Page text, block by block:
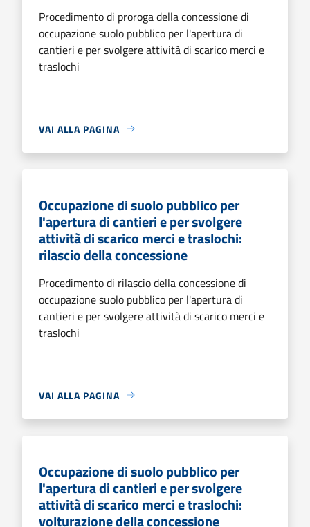
Procedimento di proroga della concessione di
occupazione suolo pubblico per l'apertura di
cantieri e per svolgere attività di scarico merci e
traslochi
VAI ALLA PAGINA
Occupazione di suolo pubblico per
l'apertura di cantieri e per svolgere
attività di scarico merci e traslochi:
rilascio della concessione
Procedimento di rilascio della concessione di
occupazione suolo pubblico per l'apertura di
cantieri e per svolgere attività di scarico merci e
traslochi
VAI ALLA PAGINA
Occupazione di suolo pubblico per
l'apertura di cantieri e per svolgere
attività di scarico merci e traslochi:
volturazione della concessione